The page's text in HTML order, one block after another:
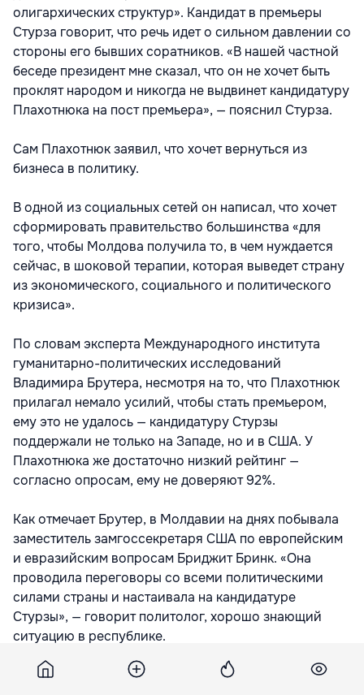
олигархических структур». Кандидат в премьеры
Стурза говорит, что речь идет о сильном давлении со
стороны его бывших соратников. «В нашей частной
беседе президент мне сказал, что он не хочет быть
проклят народом и никогда не выдвинет кандидатуру
Плахотнюка на пост премьера», — пояснил Стурза.
Сам Плахотнюк заявил, что хочет вернуться из
бизнеса в политику.
В одной из социальных сетей он написал, что хочет
сформировать правительство большинства «для
того, чтобы Молдова получила то, в чем нуждается
сейчас, в шоковой терапии, которая выведет страну
из экономического, социального и политического
кризиса».
По словам эксперта Международного института
гуманитарно-политических исследований
Владимира Брутера, несмотря на то, что Плахотнюк
прилагал немало усилий, чтобы стать премьером,
ему это не удалось — кандидатуру Стурзы
поддержали не только на Западе, но и в США. У
Плахотнюка же достаточно низкий рейтинг —
согласно опросам, ему не доверяют 92%.
Как отмечает Брутер, в Молдавии на днях побывала
заместитель замгоссекретаря США по европейским
и евразийским вопросам Бриджит Бринк. «Она
проводила переговоры со всеми политическими
силами страны и настаивала на кандидатуре
Стурзы», — говорит политолог, хорошо знающий
ситуацию в республике.
Эксперт предполагает, что за отведенные ему недели